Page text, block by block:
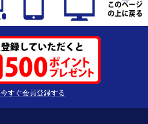
今すぐ会員登録する